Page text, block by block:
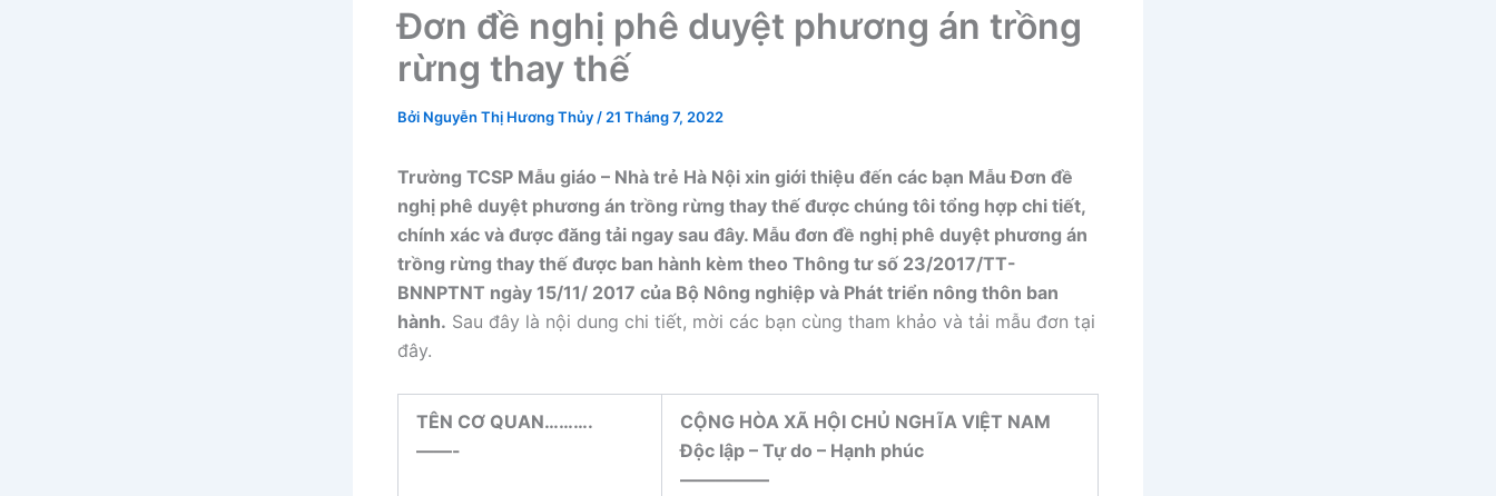
Đơn đề nghị phê duyệt phương án trồng
rừng thay thế
Bởi Nguyễn Thị Hương Thủy / 21 Tháng 7, 2022
Trường TCSP Mẫu giáo – Nhà trẻ Hà Nội xin giới thiệu đến các bạn Mẫu Đơn đề
nghị phê duyệt phương án trồng rừng thay thế được chúng tôi tổng hợp chi tiết,
chính xác và được đăng tải ngay sau đây. Mẫu đơn đề nghị phê duyệt phương án
trồng rừng thay thế được ban hành kèm theo Thông tư số 23/2017/TT-
BNNPTNT ngày 15/11/ 2017 của Bộ Nông nghiệp và Phát triển nông thôn ban
hành. Sau đây là nội dung chi tiết, mời các bạn cùng tham khảo và tải mẫu đơn tại
đây.
TÊN CƠ QUAN……….
——-
CỘNG HÒA XÃ HỘI CHỦ NGHĨA VIỆT NAM
Độc lập – Tự do – Hạnh phúc
—————